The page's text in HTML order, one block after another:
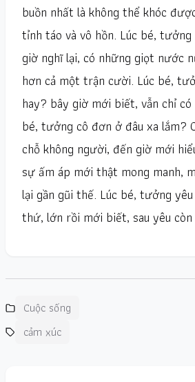
buồn nhất là không thể khóc
tỉnh táo và vô hồn. Lúc bé,
giờ nghĩ lại, có những giọt nước
hơn cả một trận cười. Lúc bé,
hay? bây giờ mới biết, vẫn chỉ
bé, tưởng cô đơn ở đâu xa lắm?
chỗ không người, đến giờ mới
sự ấm áp mới thật mong manh,
lại gần gũi thế. Lúc bé, tưởng
thứ, lớn rồi mới biết, sau yêu
Cuộc sống
cảm xúc